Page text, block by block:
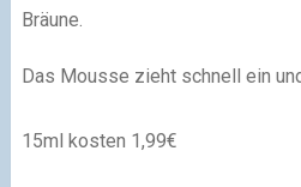
Bräune.
Das Mousse zieht schnell ein
15ml kosten 1,99€